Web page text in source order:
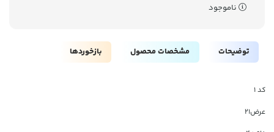
ناموجود
توضیحات مشخصات محصول بازخوردها
کد ۱
عرض21